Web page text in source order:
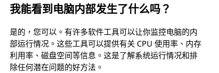
我能看到电脑内部发生了什么吗？
是的，您可以。有许多软件工具可以让你监控电脑的内
部运行情况。这些工具可以提供有关 CPU 使用率、内存
利用率、磁盘空间等信息。这是了解系统运行情况和排
除任何潜在问题的好方法。